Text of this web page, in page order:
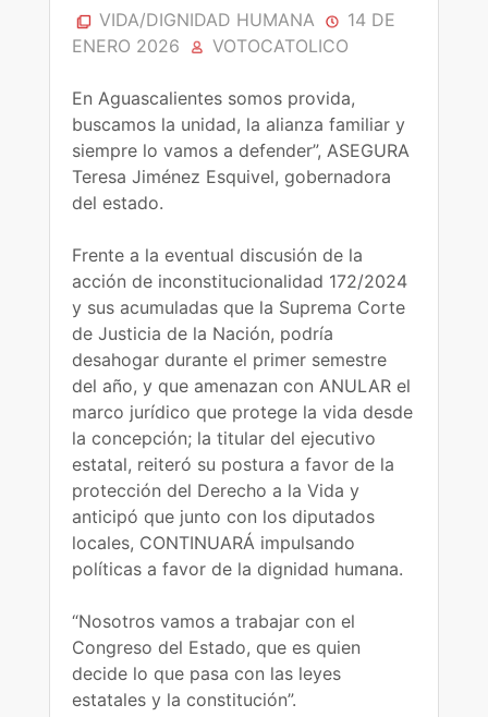
VIDA/DIGNIDAD HUMANA
14 DE
ENERO 2026
VOTOCATOLICO
En Aguascalientes somos provida,
buscamos la unidad, la alianza familiar y
siempre lo vamos a defender”, ASEGURA
Teresa Jiménez Esquivel, gobernadora
del estado.
Frente a la eventual discusión de la
acción de inconstitucionalidad 172/2024
y sus acumuladas que la Suprema Corte
de Justicia de la Nación, podría
desahogar durante el primer semestre
del año, y que amenazan con ANULAR el
marco jurídico que protege la vida desde
la concepción; la titular del ejecutivo
estatal, reiteró su postura a favor de la
protección del Derecho a la Vida y
anticipó que junto con los diputados
locales, CONTINUARÁ impulsando
políticas a favor de la dignidad humana.
“Nosotros vamos a trabajar con el
Congreso del Estado, que es quien
decide lo que pasa con las leyes
estatales y la constitución”.